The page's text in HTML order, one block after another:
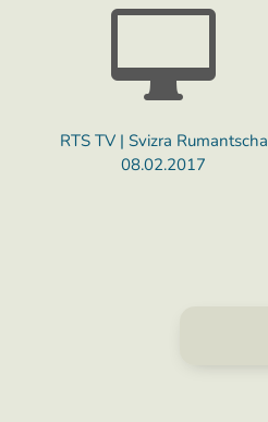

RTS TV | Svizra Rumantscha
08.02.2017